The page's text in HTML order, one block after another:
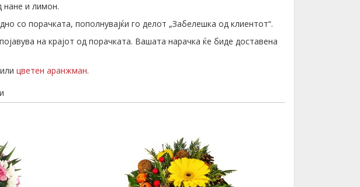
нане и лимон.
со порачката, пополнувајќи го делот „Забелешка од клиентот“.
на крајот од порачката. Вашата нарачка ќе биде доставена
или цветен аранжман.